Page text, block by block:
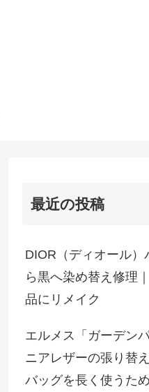
最近の投稿
DIOR（ディオール
ら黒へ染め替え修理
品にリメイク
エルメス「ガーデン
ニアレザーの張り替
バッグを長く使うた